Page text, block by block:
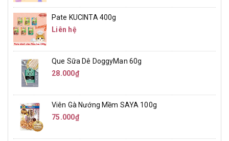
Pate KUCINTA 400g
Liên hệ
Que Sữa Dê DoggyMan 60g
28.000₫
Viên Gà Nướng Mềm SAYA 100g
75.000₫